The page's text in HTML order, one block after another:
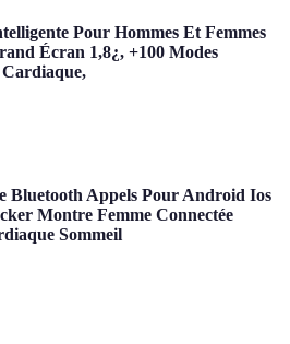
Pour Hommes Et Femmes
Écran 1,8¿, +100 Modes
Bluetooth Appels Pour Android Ios
Montre Femme Connectée
Sommeil